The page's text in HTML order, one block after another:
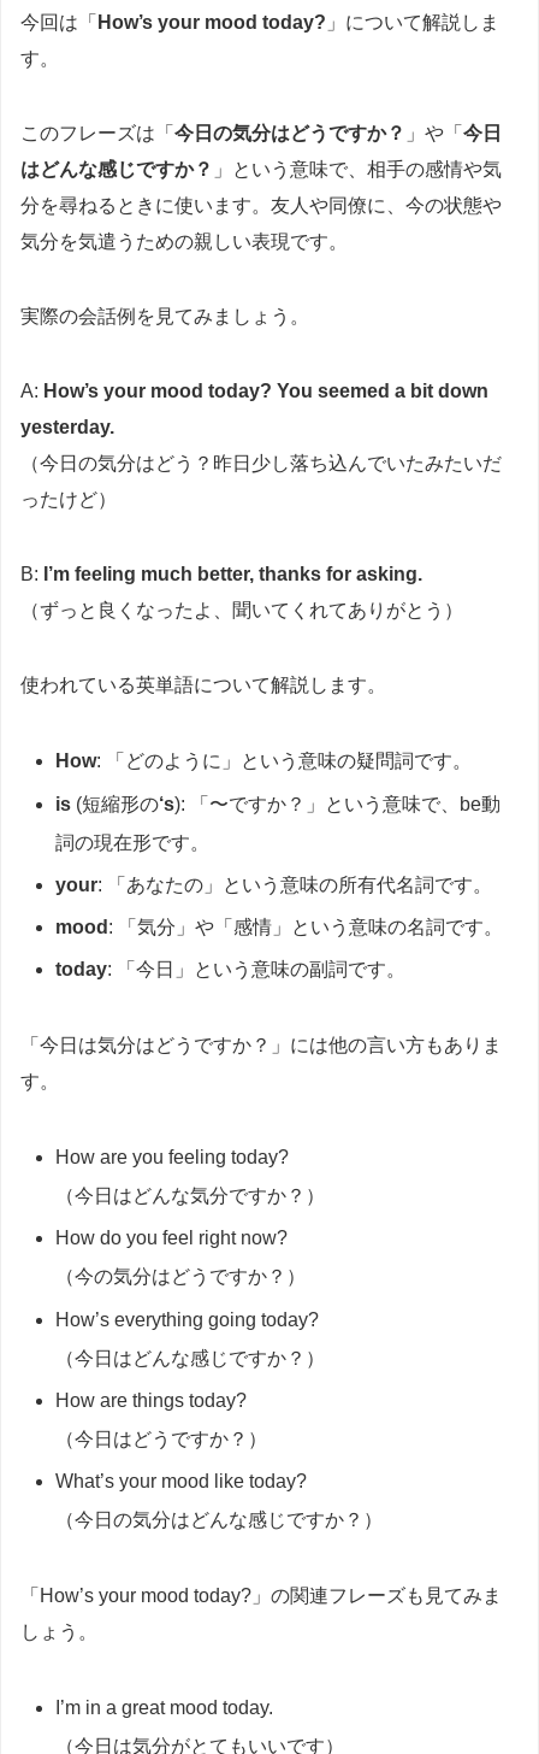
今回は「 How’s your mood today? 」について解説しま
す。
このフレーズは「 今日の気分はどうですか？ 」や「 今日
はどんな感じですか？ 」という意味で、相手の感情や気
分を尋ねるときに使います。友人や同僚に、今の状態や
気分を気遣うための親しい表現です。
実際の会話例を見てみましょう。
A: How’s your mood today? You seemed a bit down
yesterday.
（今日の気分はどう？昨日少し落ち込んでいたみたいだ
ったけど）
B: I’m feeling much better, thanks for asking.
（ずっと良くなったよ、聞いてくれてありがとう）
使われている英単語について解説します。
How: 「どのように」という意味の疑問詞です。
is (短縮形の‘s): 「〜ですか？」という意味で、be動
詞の現在形です。
your: 「あなたの」という意味の所有代名詞です。
mood : 「気分」や「感情」という意味の名詞です。
today: 「今日」という意味の副詞です。
「今日は気分はどうですか？」には他の言い方もありま
す。
How are you feeling today?
（今日はどんな気分ですか？）
How do you feel right now?
（今の気分はどうですか？）
How’s everything going today?
（今日はどんな感じですか？）
How are things today?
（今日はどうですか？）
What’s your mood like today?
（今日の気分はどんな感じですか？）
「How’s your mood today?」の関連フレーズも見てみま
しょう。
I’m in a great mood today.
（今日は気分がとてもいいです）